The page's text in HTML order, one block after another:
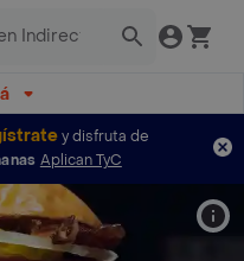
y disfruta de
Aplican TyC